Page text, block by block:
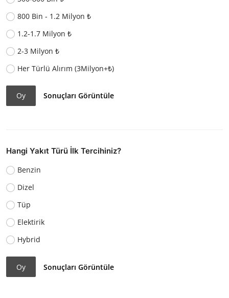
800 Bin - 1.2 Milyon ₺
1.2-1.7 Milyon ₺
2-3 Milyon ₺
Her Türlü Alırım (3Milyon+₺)
Oy Sonuçları Görüntüle
Hangi Yakıt Türü İlk Tercihiniz?
Benzin
Dizel
Tüp
Elektirik
Hybrid
Oy Sonuçları Görüntüle